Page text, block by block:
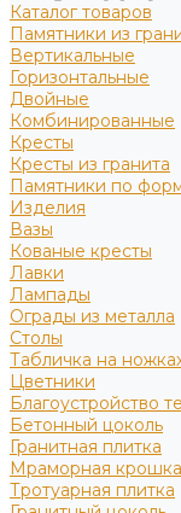
Каталог товаров
Памятники из
Вертикальные
Горизонтальные
Двойные
Комбинированные
Кресты
Кресты из гранита
Памятники по
Изделия
Вазы
Кованые кресты
Лавки
Лампады
Ограды из металла
Столы
Табличка на
Цветники
Благоустройство
Бетонный цоколь
Гранитная плитка
Мраморная крошка
Тротуарная плитка